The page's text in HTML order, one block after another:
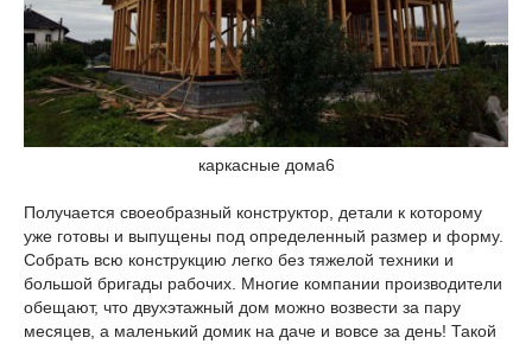
каркасные дома6
Получается своеобразный конструктор, детали к которому
уже готовы и выпущены под определенный размер и форму.
Собрать всю конструкцию легко без тяжелой техники и
большой бригады рабочих. Многие компании производители
обещают, что двухэтажный дом можно возвести за пару
месяцев, а маленький домик на даче и вовсе за день! Такой